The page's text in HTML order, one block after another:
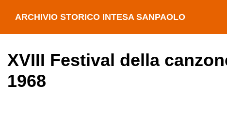
ARCHIVIO STORICO INTESA SANPAOLO
XVIII Festival della
1968